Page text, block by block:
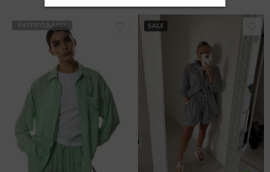
РАСПРОДАНО SALE